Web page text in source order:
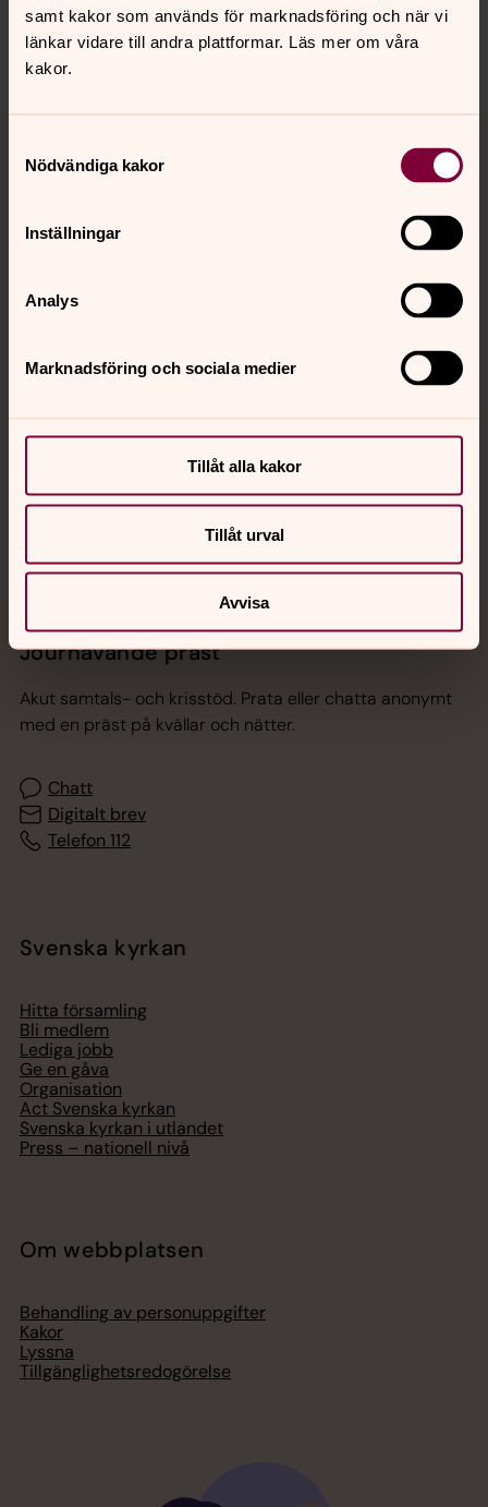
samt kakor som används för marknadsföring och när vi
länkar vidare till andra plattformar. Läs mer om våra
kakor.
Nödvändiga kakor
Inställningar
Analys
Marknadsföring och sociala medier
Tillåt alla kakor
Tillåt urval
Avvisa
vasterlovsta.pastorat@svenskakyrkan.se
Dela
Tillbaka till toppen
Tillbaka till innehållet
Kontakt
Kalender
Jourhavande präst
Akut samtals- och krisstöd. Prata eller chatta anonymt
med en präst på kvällar och nätter.
Chatt
Digitalt brev
Telefon 112
Svenska kyrkan
Hitta församling
Bli medlem
Lediga jobb
Ge en gåva
Organisation
Act Svenska kyrkan
Svenska kyrkan i utlandet
Press – nationell nivå
Om webbplatsen
Behandling av personuppgifter
Kakor
Lyssna
Tillgänglighetsredogörelse